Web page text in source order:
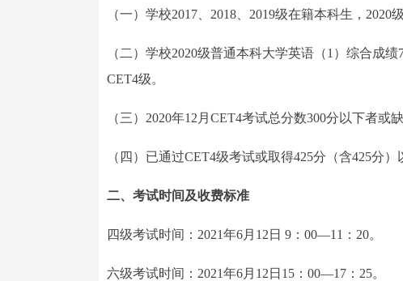
（一）学校2017、2018、2019级在籍本科生，
（二）学校2020级普通本科大学英语（1）综合成
CET4级。
（三）2020年12月CET4考试总分数300分以下者或
（四）已通过CET4级考试或取得425分（含425分
二、考试时间及收费标准
四级考试时间：2021年6月12日 9：00—11：20。
六级考试时间：2021年6月12日15：00—17：25。